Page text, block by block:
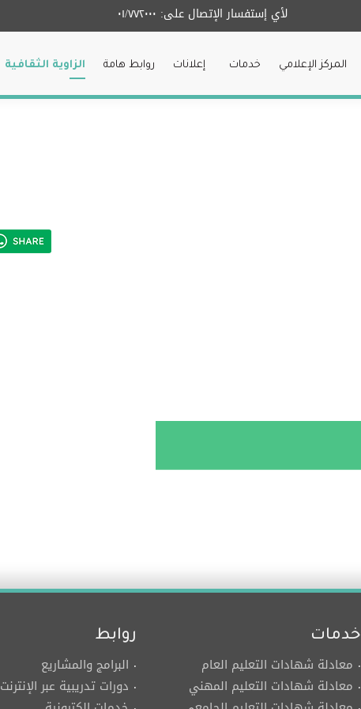
لأي إستفسار الإتصال على: ٠١/٧٧٢٠٠٠
المركز الإعلامي خدمات إعلانات روابط هامة الزاوية الثقافية
خدمات
معادلة شهادات التعليم العام
معادلة شهادات التعليم المهني
روابط
البرامج والمشاريع
دورات تدريبية عبر الإنترنت